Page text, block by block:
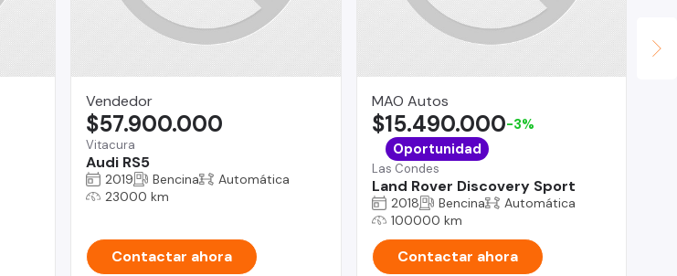
Vendedor
Vitacura
Audi RS5
$57.900.000
2019 Bencina
Automática
23000 km
Contactar ahora
MAO Autos
Las Condes
Land Rover Discovery Sport
$15.490.000-3%
Oportunidad
2018 Bencina
Automática
100000 km
Contactar ahora